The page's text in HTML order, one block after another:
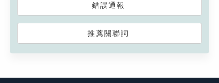
錯誤通報
推薦關聯詞